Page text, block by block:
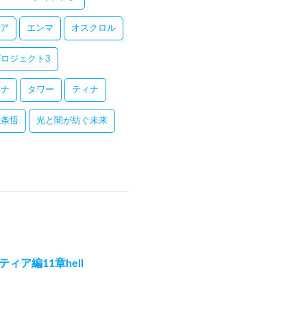
エンマ オスクロル
ジェクト3
タワー ティナ
悟 光と闇が紡ぐ未来
ィア編11章hell